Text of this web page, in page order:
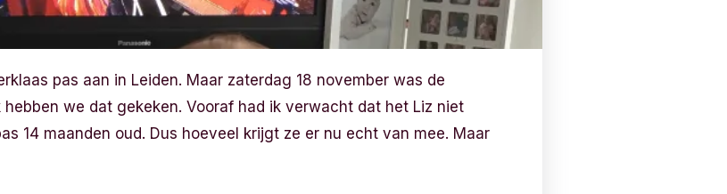
pas aan in Leiden. Maar zaterdag 18 november was de
hebben we dat gekeken. Vooraf had ik verwacht dat het Liz niet
14 maanden oud. Dus hoeveel krijgt ze er nu echt van mee. Maar